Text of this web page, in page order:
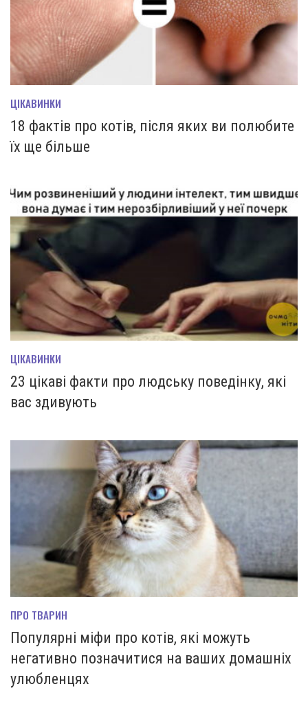
ЦІКАВИНКИ
18 фактів про котів, після яких ви полюбите
їх ще більше
ЦІКАВИНКИ
23 цікаві факти про людську поведінку, які
вас здивують
ПРО ТВАРИН
Популярні міфи про котів, які можуть
негативно позначитися на ваших домашніх
улюбленцях